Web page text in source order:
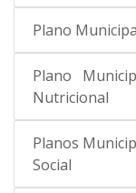
Plano
Plano
Nutricional
Planos
Social